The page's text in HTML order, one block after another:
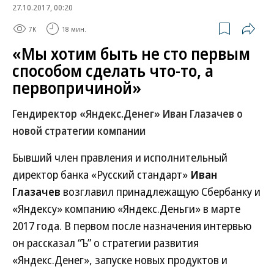
27.10.2017, 00:20
7K 18 мин.
«Мы хотим быть не сто первым
способом сделать что-то, а
первопричиной»
Гендиректор «Яндекс.Денег» Иван Глазачев о
новой стратегии компании
Бывший член правления и исполнительный
директор банка «Русский стандарт» Иван
Глазачев возглавил принадлежащую Сбербанку и
«Яндексу» компанию «Яндекс.Деньги» в марте
2017 года. В первом после назначения интервью
он рассказал “Ъ” о стратегии развития
«Яндекс.Денег», запуске новых продуктов и